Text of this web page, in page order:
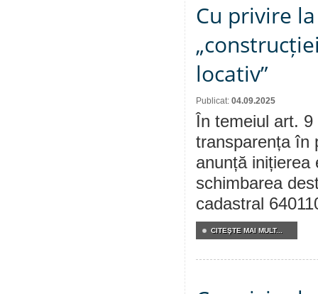
Cu privire
locativ”
Publicat: 04.09.2025
În temeiul art.
transparența în
anunță inițierea
schimbarea
cadastral
CITEŞTE MAI MULT...